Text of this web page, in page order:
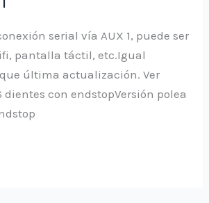
serial vía AUX 1, puede ser
pantalla táctil, etc.Igual
última actualización. Ver
dientes con endstopVersión polea